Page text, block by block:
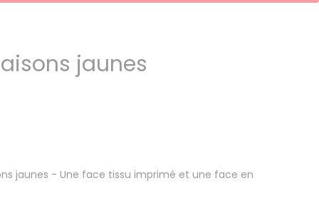
jaunes
jaunes - Une face tissu imprimé et une face en